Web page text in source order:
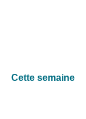
Cette semaine